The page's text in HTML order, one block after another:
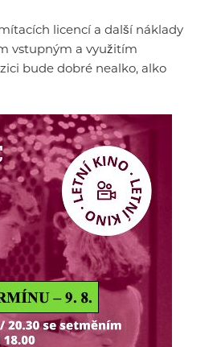
licencí a další náklady
vstupným a využitím
bude dobré nealko, alko